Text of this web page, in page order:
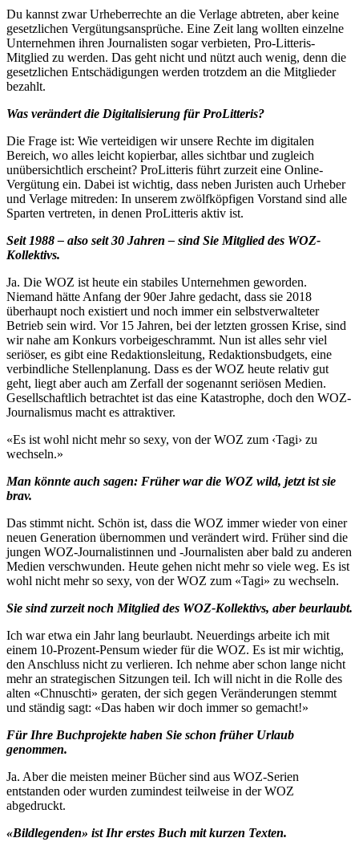
Du kannst zwar Urheberrechte an die Verlage abtreten, aber keine
gesetzlichen Vergütungsansprüche. Eine Zeit lang wollten einzelne
Unternehmen ihren Journalisten sogar verbieten, Pro-­Litteris-
Mitglied zu werden. Das geht nicht und nützt auch wenig, denn die
gesetzlichen Entschädigungen werden trotzdem an die Mitglieder
bezahlt.
Was verändert die Digitalisierung für ProLitteris?
Die Frage ist: Wie verteidigen wir unsere Rechte im digitalen
Bereich, wo alles leicht kopierbar, alles sichtbar und zugleich
unübersichtlich erscheint? ProLitteris führt zurzeit eine Online-
Vergütung ein. Dabei ist wichtig, dass neben Juristen auch Urheber
und Verlage mitreden: In unserem zwölfköpfigen Vorstand sind alle
Sparten vertreten, in denen ProLitteris aktiv ist.
Seit 1988 – also seit 30 Jahren – sind Sie Mitglied des WOZ-
Kollektivs.
Ja. Die WOZ ist heute ein stabiles Unternehmen geworden.
Niemand hätte Anfang der 90er Jahre gedacht, dass sie 2018
überhaupt noch existiert und noch immer ein selbstverwalteter
Betrieb sein wird. Vor 15 Jahren, bei der letzten grossen Krise, sind
wir nahe am Konkurs vorbeigeschrammt. Nun ist alles sehr viel
seriöser, es gibt eine Redaktionsleitung, Redaktionsbudgets, eine
verbindliche Stellenplanung. Dass es der WOZ heute relativ gut
geht, liegt aber auch am Zerfall der sogenannt seriösen Medien.
Gesellschaftlich betrachtet ist das eine Katastrophe, doch den WOZ-
Journalismus macht es attraktiver.
«Es ist wohl nicht mehr so sexy, von der WOZ zum ‹Tagi› zu
wechseln.»
Man könnte auch sagen: Früher war die WOZ wild, jetzt ist sie
brav.
Das stimmt nicht. Schön ist, dass die WOZ immer wieder von einer
neuen Generation übernommen und verändert wird. Früher sind die
jungen WOZ-Journalistinnen und -Journalisten aber bald zu anderen
Medien verschwunden. Heute gehen nicht mehr so viele weg. Es ist
wohl nicht mehr so sexy, von der WOZ zum «Tagi» zu wechseln.
Sie sind zurzeit noch Mitglied des WOZ-Kollektivs, aber beurlaubt.
Ich war etwa ein Jahr lang beurlaubt. Neuerdings arbeite ich mit
einem 10-Prozent-Pensum wieder für die WOZ. Es ist mir wichtig,
den Anschluss nicht zu verlieren. Ich nehme aber schon lange nicht
mehr an strategischen Sitzungen teil. Ich will nicht in die Rolle des
alten «Chnuschti» geraten, der sich gegen Veränderungen stemmt
und ständig sagt: «Das haben wir doch immer so gemacht!»
Für Ihre Buchprojekte haben Sie schon früher Urlaub
genommen.
Ja. Aber die meisten meiner Bücher sind aus WOZ-Serien
entstanden oder wurden zumindest teilweise in der WOZ
abgedruckt.
«Bildlegenden» ist Ihr erstes Buch mit kurzen Texten.